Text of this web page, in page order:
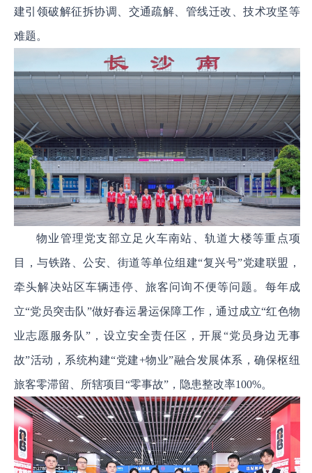
建引领破解征拆协调、交通疏解、管线迁改、技术攻坚等
难题。
物业管理党支部立足火车南站、轨道大楼等重点项
目，与铁路、公安、街道等单位组建“复兴号”党建联盟，
牵头解决站区车辆违停、旅客问询不便等问题。每年成
立“党员突击队”做好春运暑运保障工作，通过成立“红色物
业志愿服务队”，设立安全责任区，开展“党员身边无事
故”活动，系统构建“党建+物业”融合发展体系，确保枢纽
旅客零滞留、所辖项目“零事故”，隐患整改率100%。